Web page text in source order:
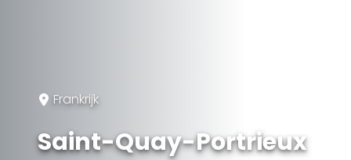
Frankrijk
Saint-Quay-Portrieux